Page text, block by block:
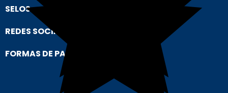
SELOS
REDES SOCIAIS
FORMAS DE PAGAMENTO